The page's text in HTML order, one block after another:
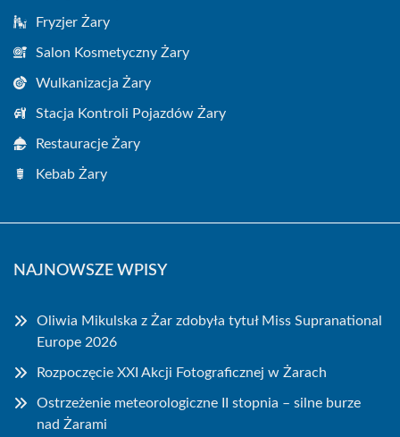
Fryzjer Żary
Salon Kosmetyczny Żary
Wulkanizacja Żary
Stacja Kontroli Pojazdów Żary
Restauracje Żary
Kebab Żary
NAJNOWSZE WPISY
Oliwia Mikulska z Żar zdobyła tytuł Miss Supranational
Europe 2026
Rozpoczęcie XXI Akcji Fotograficznej w Żarach
Ostrzeżenie meteorologiczne II stopnia – silne burze
nad Żarami